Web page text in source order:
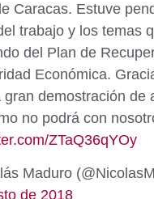
Caracas. Estuve
trabajo y los temas
del Plan de
Económica.
gran demostración de
no podrá con
ZTaQ36qYOy
Maduro
de 2018